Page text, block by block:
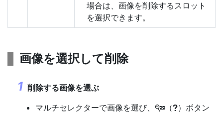
場合は、画像を削除するスロット
を選択できます。
画像を選択して削除
削除する画像を選ぶ
マルチセレクターで画像を選び、
W （Q）ボタン